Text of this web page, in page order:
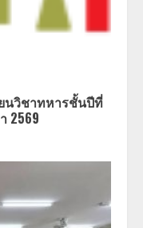
ยนวิชาทหารชั้นปีที่
2569